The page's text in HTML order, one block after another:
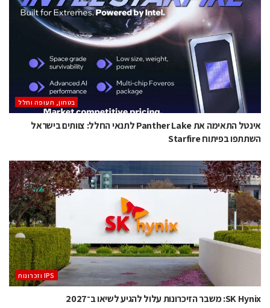
בטחון, תעופה וחלל
אינטל התאימה את Panther Lake לתנאי החלל: צוותים בישראל
השתתפו בפיתוח Starfire
SK Hynix: משבר הזיכרונות עלול להגיע לשיאו ב־2027